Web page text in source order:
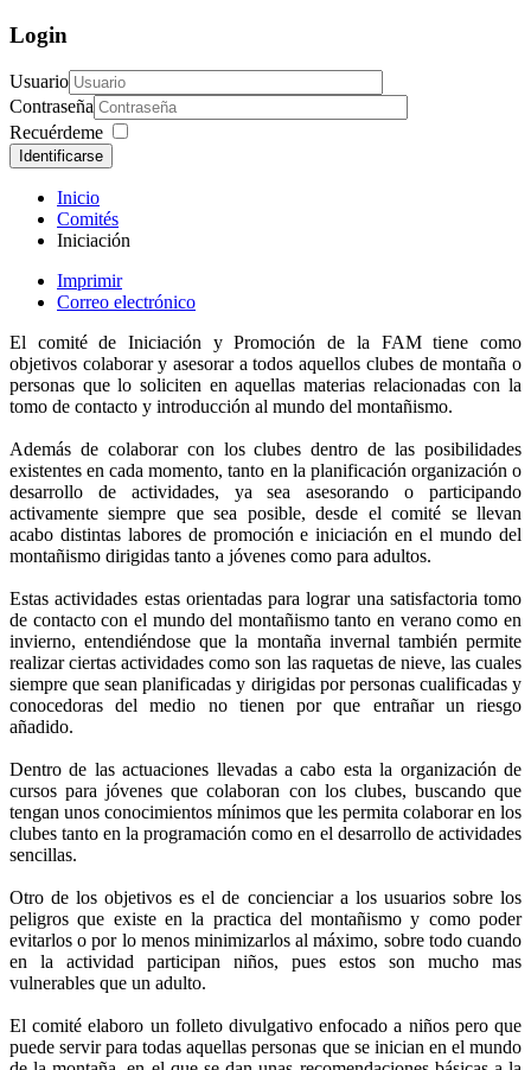
Login
Usuario
Contraseña
Recuérdeme
Identificarse
Inicio
Comités
Iniciación
Imprimir
Correo electrónico
El comité de Iniciación y Promoción de la FAM tiene como
objetivos colaborar y asesorar a todos aquellos clubes de montaña o
personas que lo soliciten en aquellas materias relacionadas con la
tomo de contacto y introducción al mundo del montañismo.
Además de colaborar con los clubes dentro de las posibilidades
existentes en cada momento, tanto en la planificación organización o
desarrollo de actividades, ya sea asesorando o participando
activamente siempre que sea posible, desde el comité se llevan
acabo distintas labores de promoción e iniciación en el mundo del
montañismo dirigidas tanto a jóvenes como para adultos.
Estas actividades estas orientadas para lograr una satisfactoria tomo
de contacto con el mundo del montañismo tanto en verano como en
invierno, entendiéndose que la montaña invernal también permite
realizar ciertas actividades como son las raquetas de nieve, las cuales
siempre que sean planificadas y dirigidas por personas cualificadas y
conocedoras del medio no tienen por que entrañar un riesgo
añadido.
Dentro de las actuaciones llevadas a cabo esta la organización de
cursos para jóvenes que colaboran con los clubes, buscando que
tengan unos conocimientos mínimos que les permita colaborar en los
clubes tanto en la programación como en el desarrollo de actividades
sencillas.
Otro de los objetivos es el de concienciar a los usuarios sobre los
peligros que existe en la practica del montañismo y como poder
evitarlos o por lo menos minimizarlos al máximo, sobre todo cuando
en la actividad participan niños, pues estos son mucho mas
vulnerables que un adulto.
El comité elaboro un folleto divulgativo enfocado a niños pero que
puede servir para todas aquellas personas que se inician en el mundo